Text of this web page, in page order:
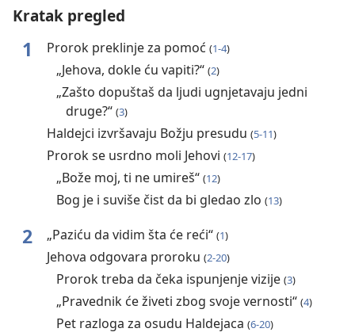
Kratak pregled
1 Prorok preklinje za pomoć (1-4)
„Jehova, dokle ću vapiti?“ (2)
„Zašto dopuštaš da ljudi ugnjetavaju jedni
druge?“ (3)
Haldejci izvršavaju Božju presudu (5⁠-11)
Prorok se usrdno moli Jehovi (12-17)
„Bože moj, ti ne umireš“ (12)
Bog je i suviše čist da bi gledao zlo (13)
2 „Paziću da vidim šta će reći“ (1)
Jehova odgovara proroku (2-20)
Prorok treba da čeka ispunjenje vizije (3)
„Pravednik će živeti zbog svoje vernosti“ (4)
Pet razloga za osudu Haldejaca (6-20)